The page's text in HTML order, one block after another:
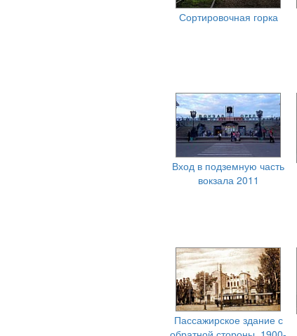
Сортировочная горка
Вход в подземную часть
вокзала 2011
Пассажирское здание с